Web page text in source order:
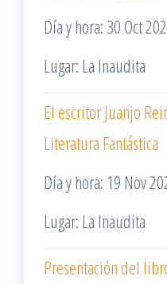
Día y hora: 30 Oct
Lugar: La Inaudita
El escritor Juanjo
Literatura Fantástica
Día y hora: 19 Nov
Lugar: La Inaudita
Presentación del